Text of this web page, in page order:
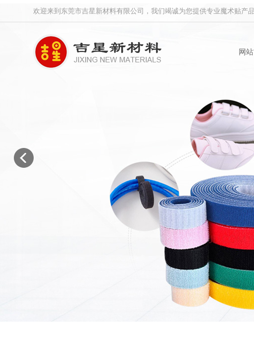
欢迎来到东莞市吉星新材料有限公司，我们竭诚为您提供专业魔术贴产
网